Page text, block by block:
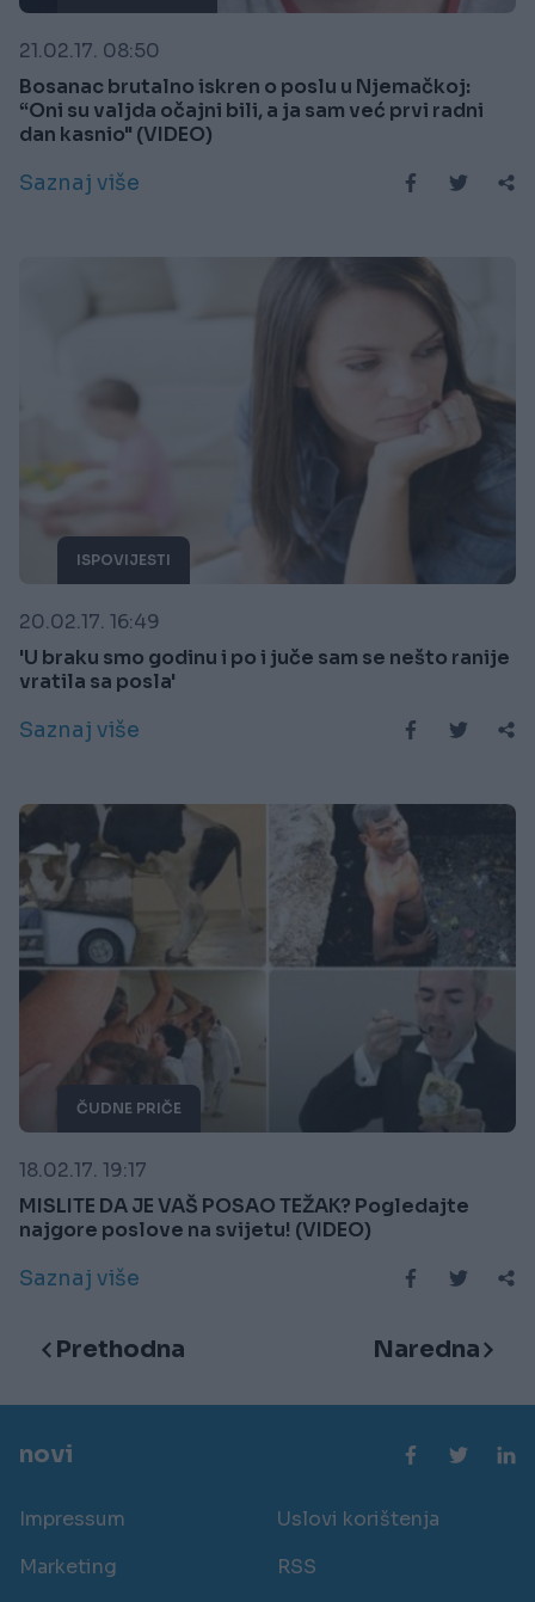
21.02.17. 08:50
Bosanac brutalno iskren o poslu u Njemačkoj:
“Oni su valjda očajni bili, a ja sam već prvi radni
dan kasnio" (VIDEO)
Saznaj više
ISPOVIJESTI
20.02.17. 16:49
'U braku smo godinu i po i juče sam se nešto ranije
vratila sa posla'
Saznaj više
ČUDNE PRIČE
18.02.17. 19:17
MISLITE DA JE VAŠ POSAO TEŽAK? Pogledajte
najgore poslove na svijetu! (VIDEO)
Saznaj više
Prethodna Naredna
novi
Impressum
Uslovi korištenja
Marketing
RSS